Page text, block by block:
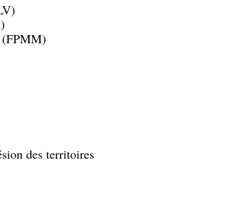
(FPMM)
des territoires